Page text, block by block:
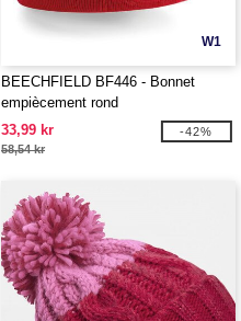
W1
BEECHFIELD BF446 - Bonnet
empiècement rond
33,99 kr
58,54 kr
-42%